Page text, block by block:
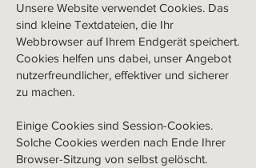
Unsere Website verwendet Cookies. Das
sind kleine Textdateien, die Ihr
Webbrowser auf Ihrem Endgerät speichert.
Cookies helfen uns dabei, unser Angebot
nutzerfreundlicher, effektiver und sicherer
zu machen.
Einige Cookies sind Session-Cookies.
Solche Cookies werden nach Ende Ihrer
Browser-Sitzung von selbst gelöscht.